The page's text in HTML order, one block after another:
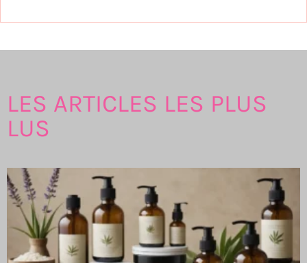
LES ARTICLES LES PLUS
LUS